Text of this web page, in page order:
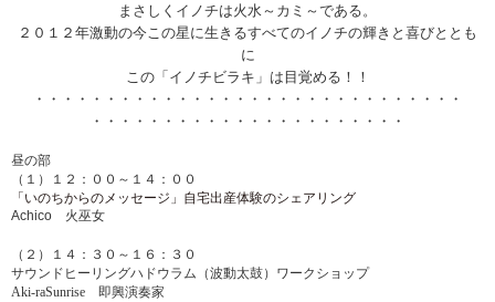
まさしくイノチは火水～カミ～である。
２０１２年激動の今この星に生きるすべてのイノチの輝きと喜びと とも
に
この「イノチビラキ」は目覚める！！
・・・・・・・・・・・・・・・・・・・・・・・・・・・・・・
・・・・・・・・・・・・・・・・・・・・・・
昼の部
（１）１２：００～１４：００
「いのちからのメッセージ」自宅出産体験のシェアリング
Achico 火巫女
（２）１４：３０～１６：３０
サウンドヒーリングハドウラム（波動太鼓）ワークショップ
Aki-raSunrise 即興演奏家